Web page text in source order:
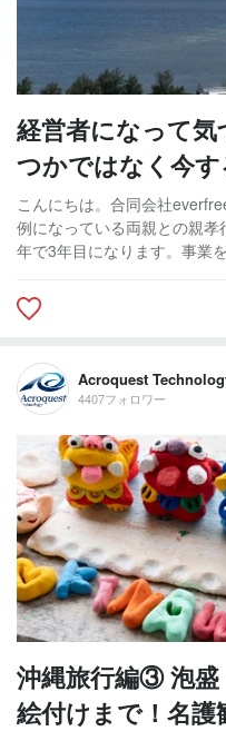
経営者になって
つかではなく今す
こんにちは。合同会社
例になっている両親との親
年で3年目になります。事業
Acroquest
4407フォロワー
沖縄旅行編③ 泡盛
絵付けまで！名護